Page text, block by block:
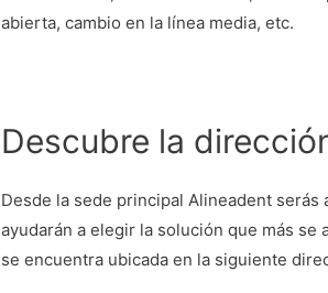
abierta, cambio en la línea media, etc.
Descubre la
Desde la sede principal Alineadent
ayudarán a elegir la solución que más se
se encuentra ubicada en la siguiente